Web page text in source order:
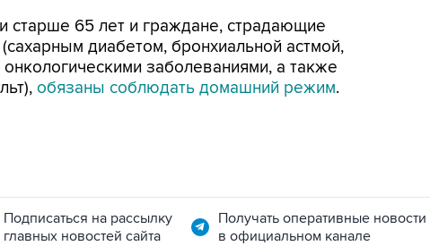
старше 65 лет и граждане, страдающие
диабетом, бронхиальной астмой,
заболеваниями, а также
обязаны соблюдать домашний режим.
Подписаться на рассылку
главных новостей сайта
Получать оперативные новости
в официальном канале